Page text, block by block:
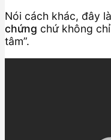
Nói cách khác, đây
chứng chứ không
tâm”.